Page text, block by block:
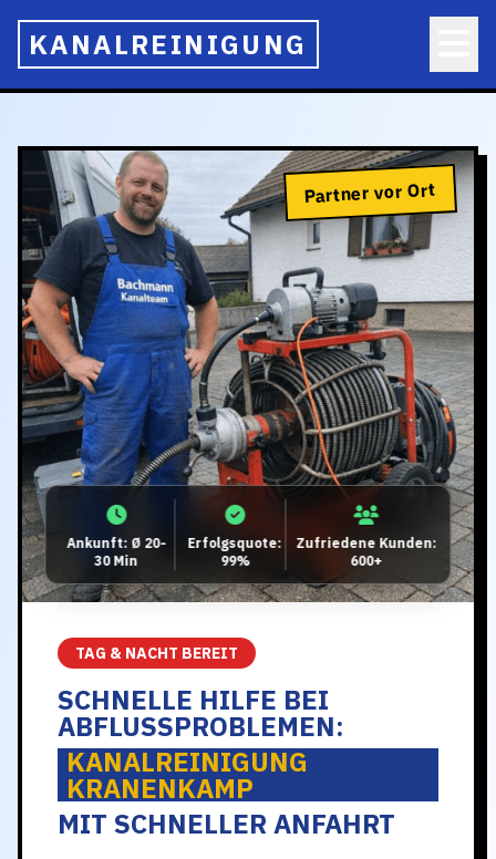
KANALREINIGUNG
Partner vor Ort
Ankunft: Ø 20-
30 Min
Erfolgsquote:
99%
Zufriedene Kunden:
600+
TAG & NACHT BEREIT
SCHNELLE HILFE BEI
ABFLUSSPROBLEMEN:
KANALREINIGUNG
KRANENKAMP
MIT SCHNELLER ANFAHRT